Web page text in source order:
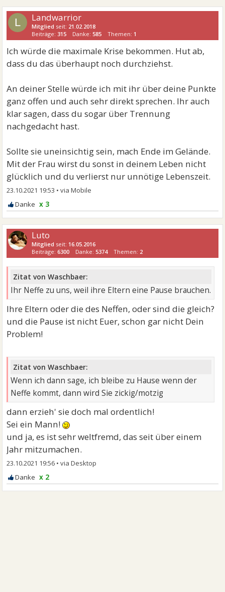
L Landwarrior
Mitglied seit: 21.02.2018
Beiträge:315 Danke:585 Themen: 1
Ich würde die maximale Krise bekommen. Hut ab,
dass du das überhaupt noch durchziehst.
An deiner Stelle würde ich mit ihr über deine Punkte
ganz offen und auch sehr direkt sprechen. Ihr auch
klar sagen, dass du sogar über Trennung
nachgedacht hast.
Sollte sie uneinsichtig sein, mach Ende im Gelände.
Mit der Frau wirst du sonst in deinem Leben nicht
glücklich und du verlierst nur unnötige Lebenszeit.
23.10.2021 19:53 •
x 3
Luto
Mitglied seit: 16.05.2016
Beiträge:6300 Danke:5374 Themen: 2
Zitat von Waschbaer:
Ihr Neffe zu uns, weil ihre Eltern eine Pause brauchen.
Ihre Eltern oder die des Neffen, oder sind die gleich?
und die Pause ist nicht Euer, schon gar nicht Dein
Problem!
Zitat von Waschbaer:
Wenn ich dann sage, ich bleibe zu Hause wenn der
Neffe kommt, dann wird Sie zickig/motzig
dann erzieh' sie doch mal ordentlich!
Sei ein Mann!
und ja, es ist sehr weltfremd, das seit über einem
Jahr mitzumachen.
23.10.2021 19:56 •
x 2